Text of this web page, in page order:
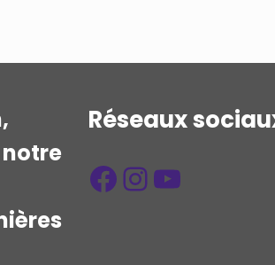
Réseaux
Facebook
Instagram
YouTube